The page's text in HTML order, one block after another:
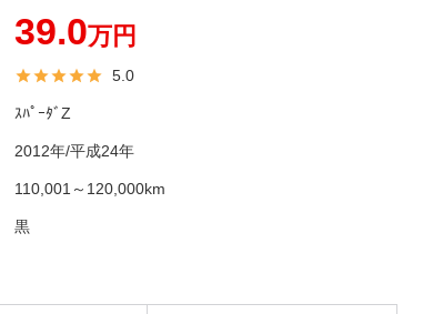
39.0万円
5.0
ｽﾊﾟｰﾀﾞZ
2012年/平成24年
110,001～120,000km
黒